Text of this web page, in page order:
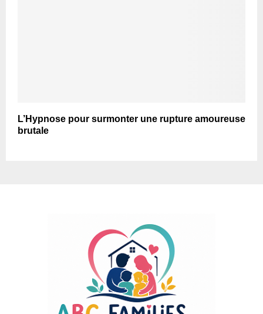
L’Hypnose pour surmonter une rupture amoureuse
brutale